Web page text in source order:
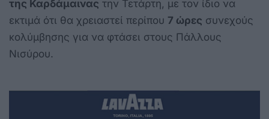
της Καρδάμαινας την Τετάρτη, με τον ίδιο να
εκτιμά ότι θα χρειαστεί περίπου 7 ώρες συνεχούς
κολύμβησης για να φτάσει στους Πάλλους
Νισύρου.